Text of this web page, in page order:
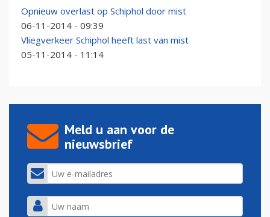
Opnieuw overlast op Schiphol door mist
06-11-2014 - 09:39
Vliegverkeer Schiphol heeft last van mist
05-11-2014 - 11:14
Meld u aan voor de
nieuwsbrief